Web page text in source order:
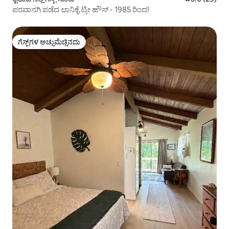
ಪರವಾನಗಿ ಪಡೆದ ಲಾನಿಕೈ ಟ್ರೀ ಹೌಸ್ - 1985 ರಿಂದ!
ಗೆಸ್ಟ್‌ಗಳ ಅಚ್ಚುಮೆಚ್ಚಿನದು
ಗೆಸ್ಟ್‌ಗಳ ಅಚ್ಚುಮೆಚ್ಚಿನದು